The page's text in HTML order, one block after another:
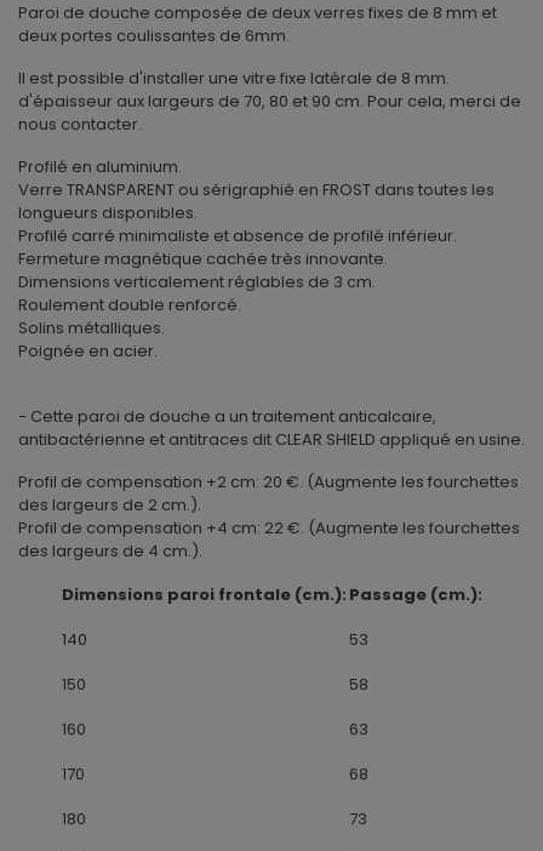
Paroi de douche composée de deux verres fixes de 8 mm et
deux portes coulissantes de 6mm.
Il est possible d'installer une vitre fixe latérale de 8 mm.
d'épaisseur aux largeurs de 70, 80 et 90 cm. Pour cela, merci de
nous contacter.
Profilé en aluminium.
Verre TRANSPARENT ou sérigraphié en FROST dans toutes les
longueurs disponibles.
Profilé carré minimaliste et absence de profilé inférieur.
Fermeture magnétique cachée très innovante.
Dimensions verticalement réglables de 3 cm.
Roulement double renforcé.
Solins métalliques.
Poignée en acier.
- Cette paroi de douche a un traitement anticalcaire,
antibactérienne et antitraces dit CLEAR SHIELD appliqué en usine.
Profil de compensation +2 cm: 20 €. (Augmente les fourchettes
des largeurs de 2 cm.).
Profil de compensation +4 cm: 22 €. (Augmente les fourchettes
des largeurs de 4 cm.).
Dimensions paroi frontale (cm.): Passage (cm.):
140
53
150
58
160
63
170
68
180
73